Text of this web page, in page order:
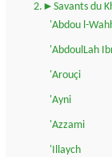
2.►Savants du
'Abdou l-
'AbdoulLah
'Arouçi
'Ayni
'Azzami
'Illaych